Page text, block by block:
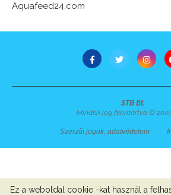
Aquafeed24.com
STB Bt.
Minden jog fenntartva ©
Szerzői jogok, adatvédelem -
Ez a weboldal cookie -kat használ a